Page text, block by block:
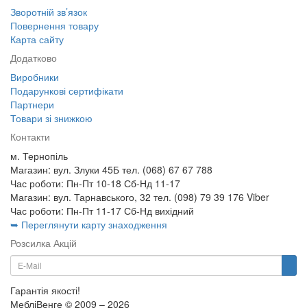
Зворотній зв’язок
Повернення товару
Карта сайту
Додатково
Виробники
Подарункові сертифікати
Партнери
Товари зі знижкою
Контакти
м. Тернопіль
Магазин: вул. Злуки 45Б тел. (068) 67 67 788
Час роботи: Пн-Пт 10-18 Сб-Нд 11-17
Магазин: вул. Тарнавського, 32 тел. (098) 79 39 176 Viber
Час роботи: Пн-Пт 11-17 Сб-Нд вихідний
➥ Переглянути карту знаходження
Розсилка Акцій
Гарантія якості!
МебліВенге © 2009 – 2026